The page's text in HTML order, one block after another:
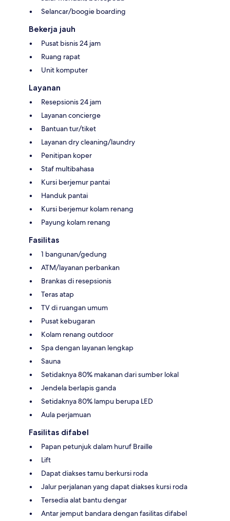
Selancar/boogie boarding
Bekerja jauh
Pusat bisnis 24 jam
Ruang rapat
Unit komputer
Layanan
Resepsionis 24 jam
Layanan concierge
Bantuan tur/tiket
Layanan dry cleaning/laundry
Penitipan koper
Staf multibahasa
Kursi berjemur pantai
Handuk pantai
Kursi berjemur kolam renang
Payung kolam renang
Fasilitas
1 bangunan/gedung
ATM/layanan perbankan
Brankas di resepsionis
Teras atap
TV di ruangan umum
Pusat kebugaran
Kolam renang outdoor
Spa dengan layanan lengkap
Sauna
Setidaknya 80% makanan dari sumber lokal
Jendela berlapis ganda
Setidaknya 80% lampu berupa LED
Aula perjamuan
Fasilitas difabel
Papan petunjuk dalam huruf Braille
Lift
Dapat diakses tamu berkursi roda
Jalur perjalanan yang dapat diakses kursi roda
Tersedia alat bantu dengar
Antar jemput bandara dengan fasilitas difabel